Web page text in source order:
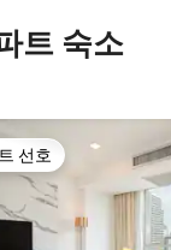
트 숙소
선호
선호